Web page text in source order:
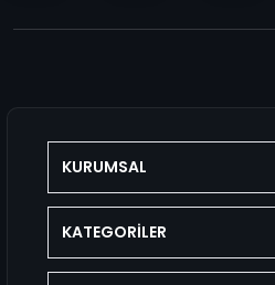
KURUMSAL
KATEGORİLER